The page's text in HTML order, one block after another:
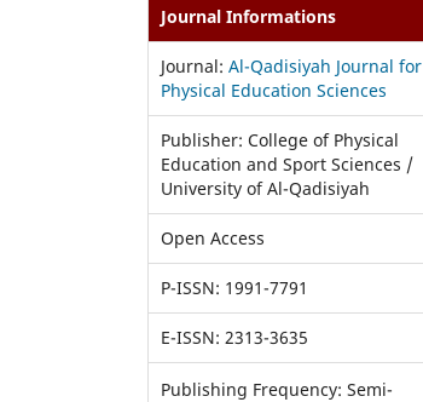
Journal Informations
Journal: Al-Qadisiyah Journal for
Physical Education Sciences
Publisher: College of Physical
Education and Sport Sciences /
University of Al-Qadisiyah
Open Access
P-ISSN: 1991-7791
E-ISSN: 2313-3635
Publishing Frequency: Semi-